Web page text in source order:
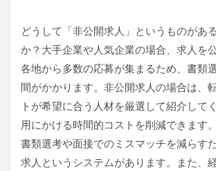
どうして「非公開求人」というものがあ
か？大手企業や人気企業の場合、求人を
各地から多数の応募が集まるため、書類
間がかかります。非公開求人の場合は、
トが希望に合う人材を厳選して紹介して
用にかける時間的コストを削減できます
書類選考や面接でのミスマッチを減らす
求人というシステムがあります。また、